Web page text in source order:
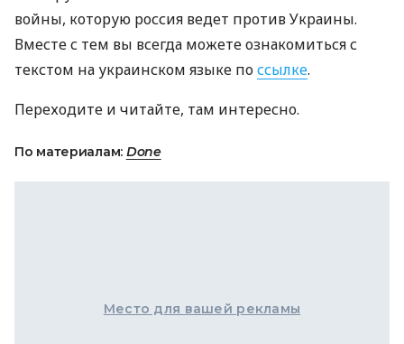
войны, которую россия ведет против Украины.
Вместе с тем вы всегда можете ознакомиться с
текстом на украинском языке поссылке.
Переходите и читайте, там интересно.
По материалам: Done
Место для вашей рекламы